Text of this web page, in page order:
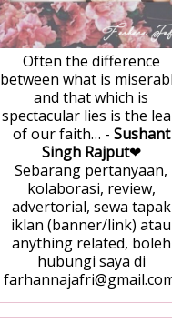
Often the difference
between what is
and that which is
spectacular lies is the
of our faith… - Sushant
Singh Rajput❤
Sebarang pertanyaan,
kolaborasi, review,
advertorial, sewa tapak
iklan (banner/link) atau
anything related, boleh
hubungi saya di